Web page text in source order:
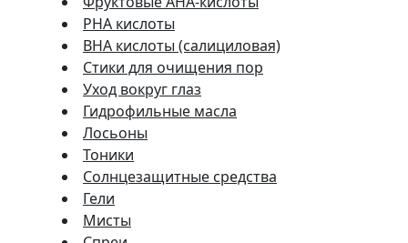
PHA кислоты
BHA кислоты (салициловая)
Стики для очищения пор
Уход вокруг глаз
Гидрофильные масла
Лосьоны
Тоники
Солнцезащитные средства
Гели
Мисты